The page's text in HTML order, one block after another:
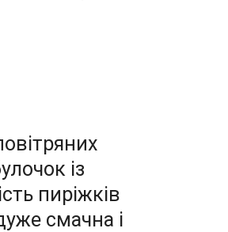
із
пиріжків
смачна і